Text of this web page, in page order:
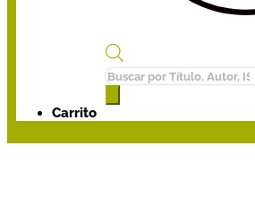
Búsqueda
de
productos
Carrito